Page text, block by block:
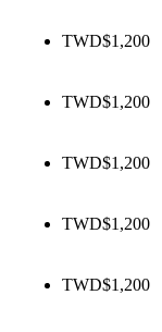
TWD$1,200
TWD$1,200
TWD$1,200
TWD$1,200
TWD$1,200